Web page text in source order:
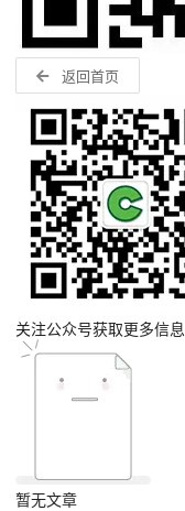
返回首页
关注公众号获取更多信息
暂无文章